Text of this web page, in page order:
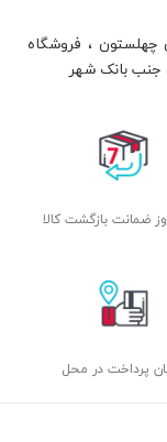
، فروشگاه
بانک شهر
ضمانت بازگشت کالا
پرداخت در محل